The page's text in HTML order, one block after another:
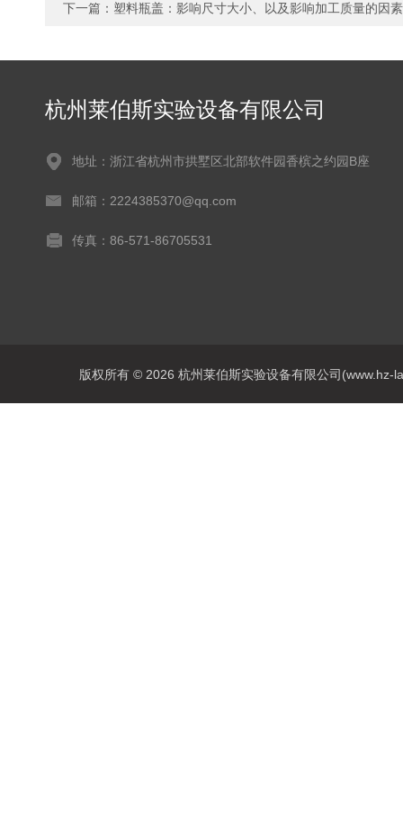
下一篇： 塑料瓶盖：影响尺寸大小、以及影响加工质量的因
杭州莱伯斯实验设备有限公司
地址：浙江省杭州市拱墅区北部软件园香槟之约园B座
邮箱：2224385370@qq.com
传真：86-571-86705531
版权所有 © 2026 杭州莱伯斯实验设备有限公司